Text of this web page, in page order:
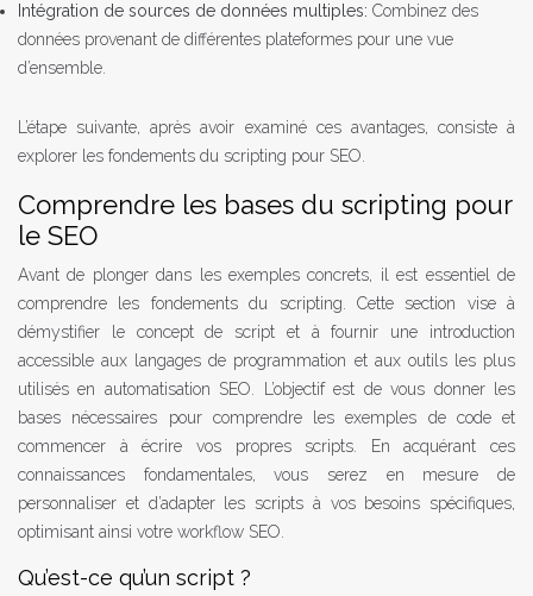
Intégration de sources de données multiples: Combinez des
données provenant de différentes plateformes pour une vue
d’ensemble.
L’étape suivante, après avoir examiné ces avantages, consiste à
explorer les fondements du scripting pour SEO.
Comprendre les bases du scripting pour
le SEO
Avant de plonger dans les exemples concrets, il est essentiel de
comprendre les fondements du scripting. Cette section vise à
démystifier le concept de script et à fournir une introduction
accessible aux langages de programmation et aux outils les plus
utilisés en automatisation SEO. L’objectif est de vous donner les
bases nécessaires pour comprendre les exemples de code et
commencer à écrire vos propres scripts. En acquérant ces
connaissances fondamentales, vous serez en mesure de
personnaliser et d’adapter les scripts à vos besoins spécifiques,
optimisant ainsi votre workflow SEO.
Qu’est-ce qu’un script ?